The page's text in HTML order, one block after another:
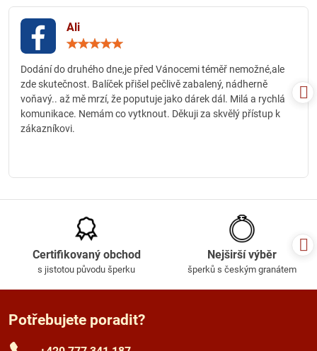
Ali
5
Dodání do druhého dne,je před Vánocemi téměř nemožné,ale
zde skutečnost. Balíček přišel pečlivě zabalený, nádherně
voňavý.. až mě mrzí, že poputuje jako dárek dál. Milá a rychlá
komunikace. Nemám co vytknout. Děkuji za skvělý přístup k
zákazníkovi.
Certifikovaný obchod
s jistotou původu šperku
Nejširší výběr
šperků s českým granátem
Potřebujete poradit?